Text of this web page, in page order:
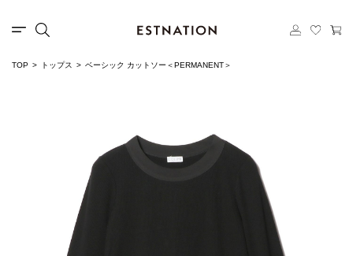
TOP トップス ベーシック カットソー＜PERMANENT＞